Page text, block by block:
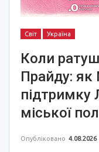
Світ Україна
Коли
Прайду:
підтримку
міської
Опубліковано 4.08.2026